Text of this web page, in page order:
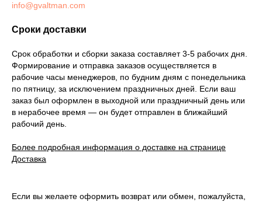
info@gvaltman.com
Сроки доставки
Срок обработки и сборки заказа составляет 3-5 рабочих дня.
Формирование и отправка заказов осуществляется в
рабочие часы менеджеров, по будним дням с понедельника
по пятницу, за исключением праздничных дней. Если ваш
заказ был оформлен в выходной или праздничный день или
в нерабочее время — он будет отправлен в ближайший
рабочий день.
Более подробная информация о доставке на странице
Доставка
Если вы желаете оформить возврат или обмен, пожалуйста,